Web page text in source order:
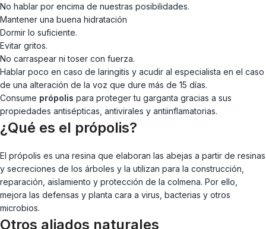
No hablar por encima de nuestras posibilidades.
Mantener una buena hidratación
Dormir lo suficiente.
Evitar gritos.
No carraspear ni toser con fuerza.
Hablar poco en caso de laringitis y acudir al especialista en el caso
de una alteración de la voz que dure más de 15 días.
Consume própolis para proteger tu garganta gracias a sus
propiedades antisépticas, antivirales y antiinflamatorias.
¿Qué es el própolis?
El própolis es una resina que elaboran las abejas a partir de resinas
y secreciones de los árboles y la utilizan para la construcción,
reparación, aislamiento y protección de la colmena. Por ello,
mejora las defensas y planta cara a virus, bacterias y otros
microbios.
Otros aliados naturales